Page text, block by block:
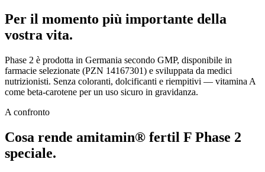
Per il momento più importante della
vostra vita.
Phase 2 è prodotta in Germania secondo GMP, disponibile in
farmacie selezionate (PZN 14167301) e sviluppata da medici
nutrizionisti. Senza coloranti, dolcificanti e riempitivi — vitamina A
come beta-carotene per un uso sicuro in gravidanza.
A confronto
Cosa rende amitamin® fertil F Phase 2
speciale.